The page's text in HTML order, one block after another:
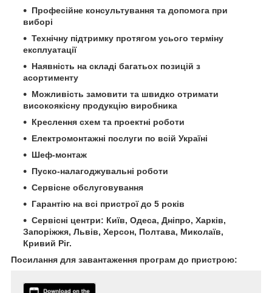
Професійне консультування та допомога при
виборі
Технічну підтримку протягом усього терміну
експлуатації
Наявність на складі багатьох позицій з
асортименту
Можливість замовити та швидко отримати
високоякісну продукцію виробника
Креслення схем та проектні роботи
Електромонтажні послуги по всій Україні
Шеф-монтаж
Пуско-налагоджувальні роботи
Сервісне обслуговування
Гарантію на всі пристрої до 5 років
Сервісні центри: Київ, Одеса, Дніпро, Харків,
Запоріжжя, Львів, Херсон, Полтава, Миколаїв,
Кривий Ріг.
Посилання для завантаження програм до пристрою: